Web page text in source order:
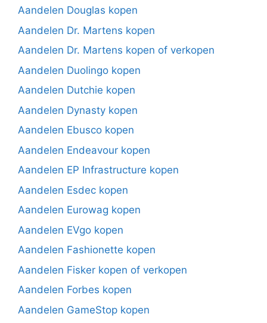
Aandelen Douglas kopen
Aandelen Dr. Martens kopen
Aandelen Dr. Martens kopen of verkopen
Aandelen Duolingo kopen
Aandelen Dutchie kopen
Aandelen Dynasty kopen
Aandelen Ebusco kopen
Aandelen Endeavour kopen
Aandelen EP Infrastructure kopen
Aandelen Esdec kopen
Aandelen Eurowag kopen
Aandelen EVgo kopen
Aandelen Fashionette kopen
Aandelen Fisker kopen of verkopen
Aandelen Forbes kopen
Aandelen GameStop kopen